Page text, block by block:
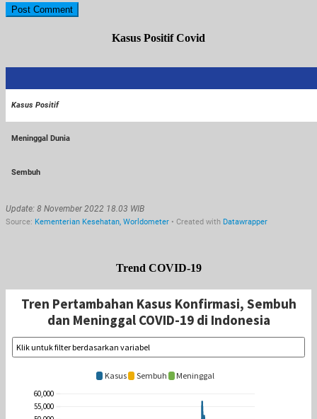
Kasus Positif Covid
Trend COVID-19